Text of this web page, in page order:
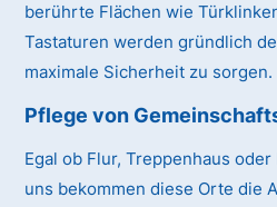
berührte Flächen wie
Tastaturen werden gründlich
maximale Sicherheit zu sorgen.
Pflege von
Egal ob Flur, Treppenhaus
uns bekommen diese Orte die